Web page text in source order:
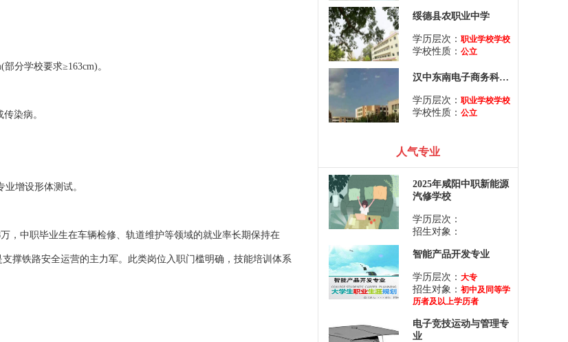
分学校要求≥163cm)。
染病。
增设形体测试。
，中职毕业生在车辆检修、轨道维护等领域的就业率长期保持在
撑铁路安全运营的主力军。此类岗位入职门槛明确，技能培训体系
绥德县农职业中学
学历层次： 职业学校学校
学校性质： 公立
汉中东南电子商务科技学校
学历层次： 职业学校学校
学校性质： 公立
人气专业
2025年咸阳中职新能源
汽修学校
学历层次：
招生对象：
智能产品开发专业
学历层次： 大专
招生对象： 初中及同等学
历者及以上学历者
电子竞技运动与管理专
业